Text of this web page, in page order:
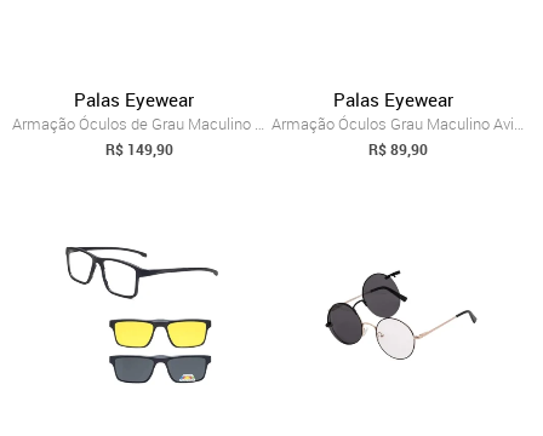
Palas Eyewear
Armação Óculos de Grau Maculino Redonda ...
R$ 149,90
Palas Eyewear
Armação Óculos Grau Maculino Aviador Pal...
R$ 89,90